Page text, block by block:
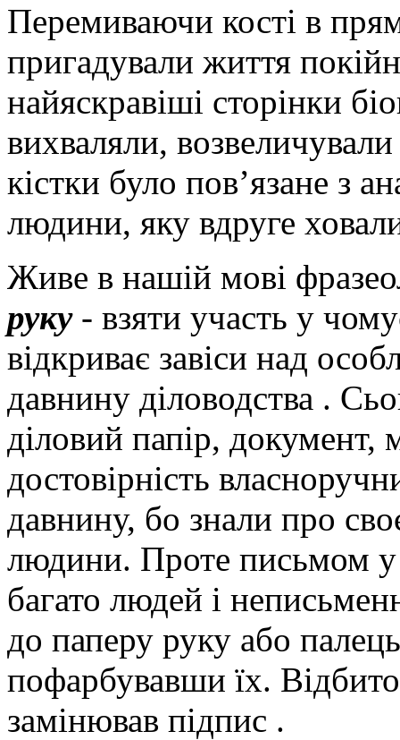
Перемиваючи кості в
пригадували життя
найяскравіші сторінки
вихваляли,
кістки було пов’язане з
людини, яку вдруге
Живе в нашій мові
руку - взяти участь у
відкриває завіси над
давнину діловодства .
діловий папір, документ,
достовірність
давнину, бо знали про
людини. Проте письмом у
багато людей і
до паперу руку або
пофарбувавши їх.
замінював підпис .